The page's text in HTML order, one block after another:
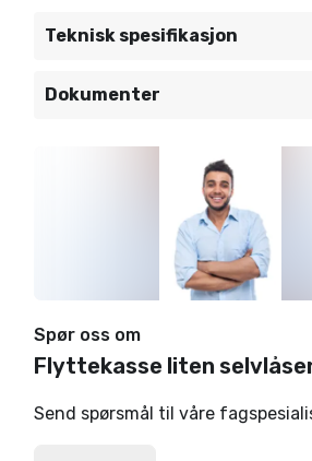
Teknisk spesifikasjon
Dokumenter
Spør oss om
Flyttekasse liten
Send spørsmål til våre